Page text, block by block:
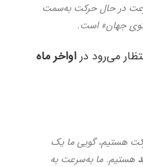
در حال حرکت به‌سمت
جهان» است.
می‌رود در اواخر ماه
هستیم، گویی ما یک
هستیم. ما به‌سرعت به